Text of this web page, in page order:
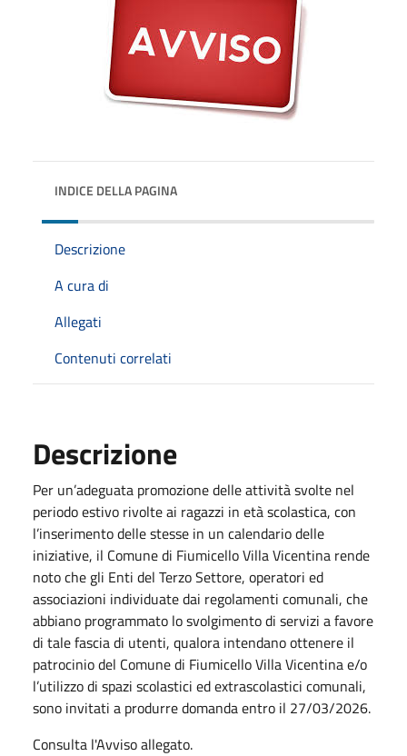
INDICE DELLA PAGINA
Descrizione
A cura di
Allegati
Contenuti correlati
Descrizione
Per un’adeguata promozione delle attività svolte nel
periodo estivo rivolte ai ragazzi in età scolastica, con
l’inserimento delle stesse in un calendario delle
iniziative, il Comune di Fiumicello Villa Vicentina rende
noto che gli Enti del Terzo Settore, operatori ed
associazioni individuate dai regolamenti comunali, che
abbiano programmato lo svolgimento di servizi a favore
di tale fascia di utenti, qualora intendano ottenere il
patrocinio del Comune di Fiumicello Villa Vicentina e/o
l’utilizzo di spazi scolastici ed extrascolastici comunali,
sono invitati a produrre domanda entro il 27/03/2026.
Consulta l'Avviso allegato.